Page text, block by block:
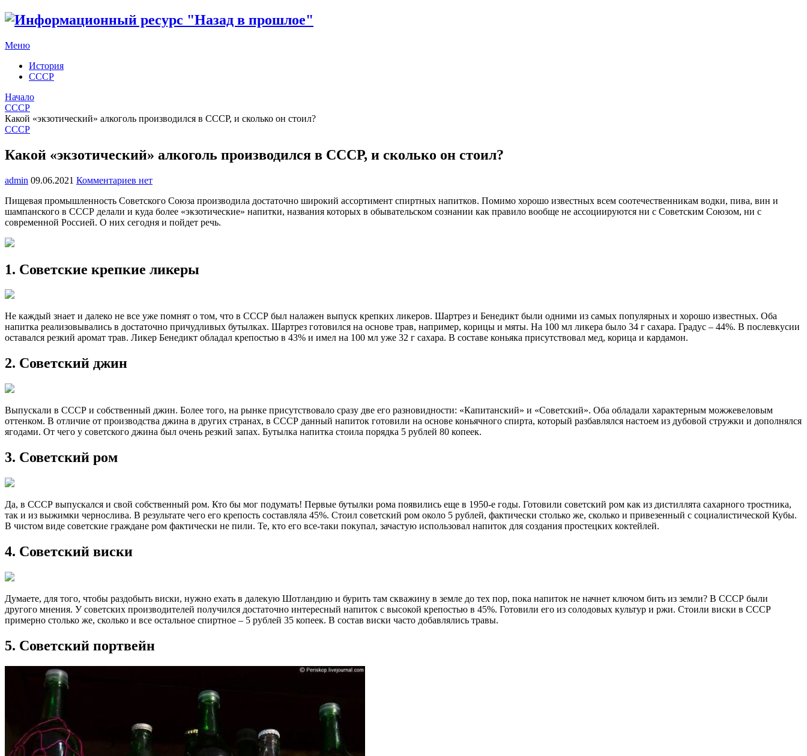
Меню
История
СССР
Начало
СССР
Какой «экзотический» алкоголь производился в СССР, и сколько он стоил?
СССР
Какой «экзотический» алкоголь производился в СССР, и сколько он стоил?
admin 09.06.2021 Комментариев нет
Пищевая промышленность Советского Союза производила достаточно широкий ассортимент спиртных напитков. Помимо хорошо известных всем соотечественникам водки, пива, вин и
шампанского в СССР делали и куда более «экзотические» напитки, названия которых в обывательском сознании как правило вообще не ассоциируются ни с Советским Союзом, ни с
современной Россией. О них сегодня и пойдет речь.
1. Советские крепкие ликеры
Не каждый знает и далеко не все уже помнят о том, что в СССР был налажен выпуск крепких ликеров. Шартрез и Бенедикт были одними из самых популярных и хорошо известных. Оба
напитка реализовывались в достаточно причудливых бутылках. Шартрез готовился на основе трав, например, корицы и мяты. На 100 мл ликера было 34 г сахара. Градус – 44%. В послевкусии
оставался резкий аромат трав. Ликер Бенедикт обладал крепостью в 43% и имел на 100 мл уже 32 г сахара. В составе коньяка присутствовал мед, корица и кардамон.
2. Советский джин
Выпускали в СССР и собственный джин. Более того, на рынке присутствовало сразу две его разновидности: «Капитанский» и «Советский». Оба обладали характерным можжевеловым
оттенком. В отличие от производства джина в других странах, в СССР данный напиток готовили на основе коньячного спирта, который разбавлялся настоем из дубовой стружки и дополнялся
ягодами. От чего у советского джина был очень резкий запах. Бутылка напитка стоила порядка 5 рублей 80 копеек.
3. Советский ром
Да, в СССР выпускался и свой собственный ром. Кто бы мог подумать! Первые бутылки рома появились еще в 1950-е годы. Готовили советский ром как из дистиллята сахарного тростника,
так и из выжимки чернослива. В результате чего его крепость составляла 45%. Стоил советский ром около 5 рублей, фактически столько же, сколько и привезенный с социалистической Кубы.
В чистом виде советские граждане ром фактически не пили. Те, кто его все-таки покупал, зачастую использовал напиток для создания простецких коктейлей.
4. Советский виски
Думаете, для того, чтобы раздобыть виски, нужно ехать в далекую Шотландию и бурить там скважину в земле до тех пор, пока напиток не начнет ключом бить из земли? В СССР были
другого мнения. У советских производителей получился достаточно интересный напиток с высокой крепостью в 45%. Готовили его из солодовых культур и ржи. Стоили виски в СССР
примерно столько же, сколько и все остальное спиртное – 5 рублей 35 копеек. В состав виски часто добавлялись травы.
5. Советский портвейн